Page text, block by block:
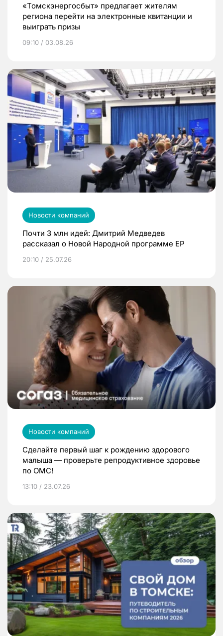
«Томскэнергосбыт» предлагает жителям
региона перейти на электронные квитанции и
выиграть призы
09:10 / 03.08.26
Новости компаний
Почти 3 млн идей: Дмитрий Медведев
рассказал о Новой Народной программе ЕР
20:10 / 25.07.26
Новости компаний
Сделайте первый шаг к рождению здорового
малыша — проверьте репродуктивное здоровье
по ОМС!
13:10 / 23.07.26